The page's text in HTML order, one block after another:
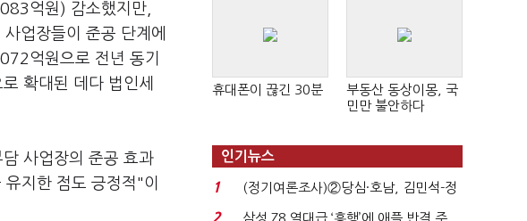
억원) 감소했지만,
업장들이 준공 단계에
억원으로 전년 동기
확대된 데다 법인세
사업장의 준공 효과
지한 점도 긍정적"이
휴대폰이 끊긴 30분
부동산 동상이몽, 국
민만 불안하다
인기뉴스
1
(정기여론조사)②당심·호남, 김민석-정
청래 '초접전'...
2 삼성 Z8 역대급 ‘흥행’에 애플 반격 주